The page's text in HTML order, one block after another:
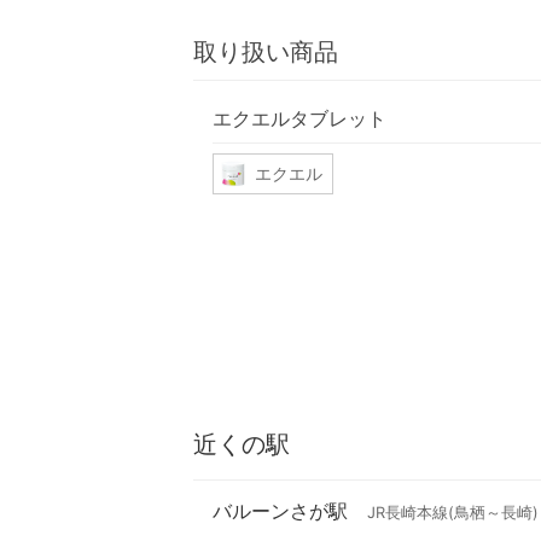
取り扱い商品
エクエルタブレット
エクエル
近くの駅
バルーンさが駅 JR長崎本線(鳥栖～長崎